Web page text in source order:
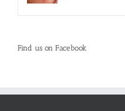
Find us on Facebook